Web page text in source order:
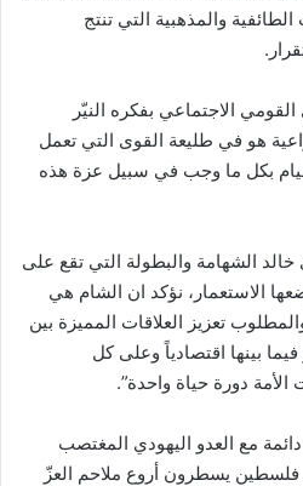
والمذهبية التي تنتج
الاجتماعي بفكره النيّر
هو في طليعة القوى التي تعمل
بكل ما وجب في سبيل عزة هذه
الشهامة والبطولة التي تقع على
الاستعمار، نؤكد ان الشام هي
تعزيز العلاقات المميزة بين
فيما بينها اقتصادياً وعلى كل
دورة حياة واحدة”.
مع العدو اليهودي المغتصب
فلسطين يسطرون أروع ملاحم العزّ